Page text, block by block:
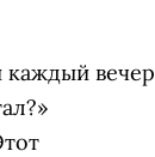
каждый вечер